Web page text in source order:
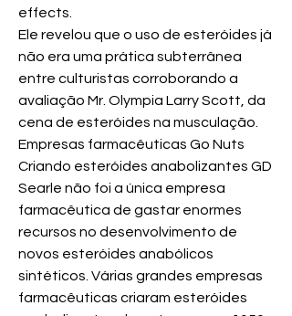
effects.
Ele revelou que o uso de esteróides já
não era uma prática subterrânea
entre culturistas corroborando a
avaliação Mr. Olympia Larry Scott, da
cena de esteróides na musculação.
Empresas farmacêuticas Go Nuts
Criando esteróides anabolizantes GD
Searle não foi a única empresa
farmacêutica de gastar enormes
recursos no desenvolvimento de
novos esteróides anabólicos
sintéticos. Várias grandes empresas
farmacêuticas criaram esteróides